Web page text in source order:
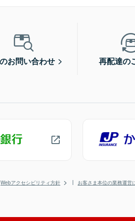
お問い合わせ 再配達の
Webアクセシビリティ方針 お客さま本位の業務運営